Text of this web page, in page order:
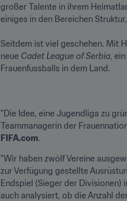
großer Talente in ihrem
einiges in den Bereichen
Seitdem ist viel geschehen. Mit
neue Cadet League of Serbia,
"Die Idee, eine Jugendliga zu
FIFA.com.
"Wir haben zwölf Vereine
zur Verfügung gestellte
Endspiel (Sieger der Divisionen)
auch analysiert, ob die Anzahl